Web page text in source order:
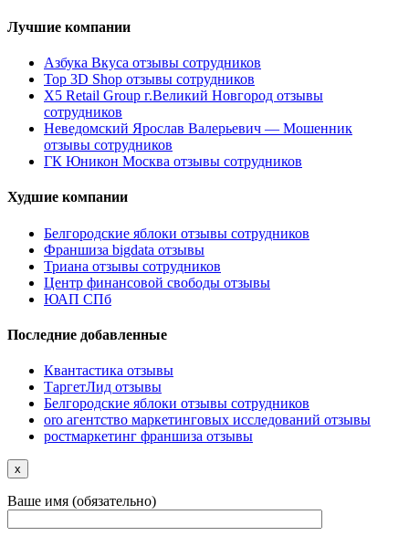
Лучшие компании
Азбука Вкуса отзывы сотрудников
Top 3D Shop отзывы сотрудников
X5 Retail Group г.Великий Новгород отзывы
сотрудников
Неведомский Ярослав Валерьевич — Мошенник
отзывы сотрудников
ГК Юникон Москва отзывы сотрудников
Худшие компании
Белгородские яблоки отзывы сотрудников
Франшиза bigdata отзывы
Триана отзывы сотрудников
Центр финансовой свободы отзывы
ЮАП СПб
Последние добавленные
Квантастика отзывы
ТаргетЛид отзывы
Белгородские яблоки отзывы сотрудников
oro агентство маркетинговых исследований отзывы
ростмаркетинг франшиза отзывы
x
Ваше имя (обязательно)